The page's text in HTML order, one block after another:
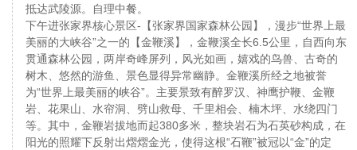
抵达武陵源。自理中餐。
下午进张家界核心景区-【张家界国家森林公园】，漫步“世界上最
美丽的大峡谷”之一的【金鞭溪】，金鞭溪全长6.5公里，自西向东
贯通森林公园，两岸奇峰屏列，风光如画，嬉戏的鸟兽、古奇的
树木、悠然的游鱼、景色显得异常幽静。金鞭溪所经之地被誉
为“世界上最美丽的峡谷”。主要景致有醉罗汉、神鹰护鞭、金鞭
岩、花果山、水帘洞、劈山救母、千里相会、楠木坪、水绕四门
等。其中，金鞭岩拔地而起380多米，整块岩石为石英砂构成，在
阳光的照耀下反射出熠熠金光，使得这根“石鞭”被冠以“金”的定